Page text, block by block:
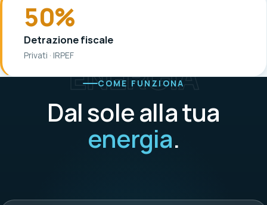
50%
Detrazione fiscale
Privati · IRPEF
ENERGIA
COME FUNZIONA
Dal sole alla tua
energia.